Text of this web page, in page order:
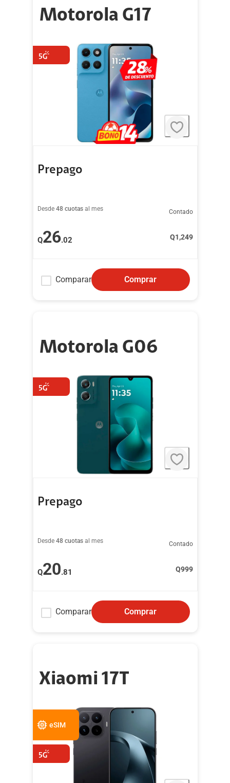
Motorola G17
Prepago
Desde 48 cuotas al mes
Q26.02
Contado
Q1,249
Comparar Comprar
Motorola G06
Prepago
Desde 48 cuotas al mes
Q20.81
Contado
Q999
Comparar Comprar
Xiaomi 17T
eSIM